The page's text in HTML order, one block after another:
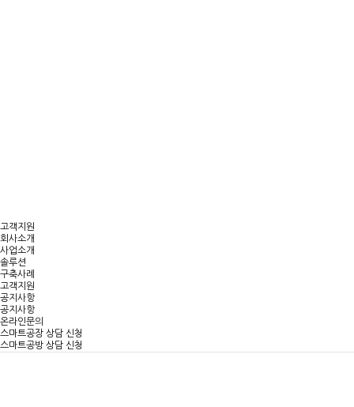
고객지원
회사소개
사업소개
솔루션
구축사례
고객지원
공지사항
공지사항
온라인문의
스마트공장 상담 신청
스마트공방 상담 신청